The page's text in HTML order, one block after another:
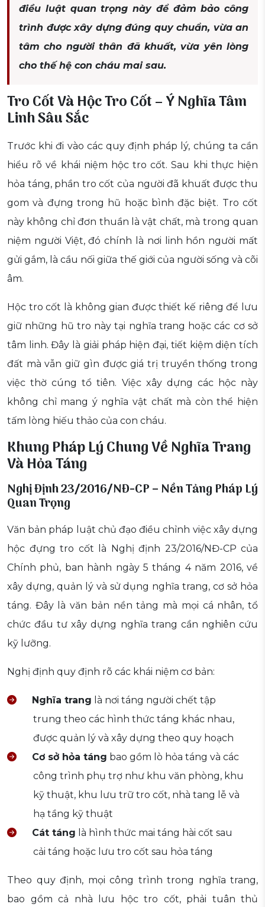
điều luật quan trọng này để đảm bảo công
trình được xây dựng đúng quy chuẩn, vừa an
tâm cho người thân đã khuất, vừa yên lòng
cho thế hệ con cháu mai sau.
Tro Cốt Và Hộc Tro Cốt – Ý Nghĩa Tâm
Linh Sâu Sắc
Trước khi đi vào các quy định pháp lý, chúng ta cần
hiểu rõ về khái niệm hộc tro cốt. Sau khi thực hiện
hỏa táng, phần tro cốt của người đã khuất được thu
gom và đựng trong hũ hoặc bình đặc biệt. Tro cốt
này không chỉ đơn thuần là vật chất, mà trong quan
niệm người Việt, đó chính là nơi linh hồn người mất
gửi gắm, là cầu nối giữa thế giới của người sống và cõi
âm.
Hộc tro cốt là không gian được thiết kế riêng để lưu
giữ những hũ tro này tại nghĩa trang hoặc các cơ sở
tâm linh. Đây là giải pháp hiện đại, tiết kiệm diện tích
đất mà vẫn giữ gìn được giá trị truyền thống trong
việc thờ cúng tổ tiên. Việc xây dựng các hộc này
không chỉ mang ý nghĩa vật chất mà còn thể hiện
tấm lòng hiếu thảo của con cháu.
Khung Pháp Lý Chung Về Nghĩa Trang
Và Hỏa Táng
Nghị Định 23/2016/NĐ-CP – Nền Tảng Pháp Lý
Quan Trọng
Văn bản pháp luật chủ đạo điều chỉnh việc xây dựng
hộc đựng tro cốt là Nghị định 23/2016/NĐ-CP của
Chính phủ, ban hành ngày 5 tháng 4 năm 2016, về
xây dựng, quản lý và sử dụng nghĩa trang, cơ sở hỏa
táng. Đây là văn bản nền tảng mà mọi cá nhân, tổ
chức đầu tư xây dựng nghĩa trang cần nghiên cứu
kỹ lưỡng.
Nghị định quy định rõ các khái niệm cơ bản:
Nghĩa trang là nơi táng người chết tập
trung theo các hình thức táng khác nhau,
được quản lý và xây dựng theo quy hoạch
Cơ sở hỏa táng bao gồm lò hỏa táng và các
công trình phụ trợ như khu văn phòng, khu
kỹ thuật, khu lưu trữ tro cốt, nhà tang lễ và
hạ tầng kỹ thuật
Cát táng là hình thức mai táng hài cốt sau
cải táng hoặc lưu tro cốt sau hỏa táng
Theo quy định, mọi công trình trong nghĩa trang,
bao gồm cả nhà lưu hộc tro cốt, phải tuân thủ